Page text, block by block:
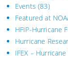
Events (83)
Featured at
HFIP-Hurricane
Hurricane
IFEX –